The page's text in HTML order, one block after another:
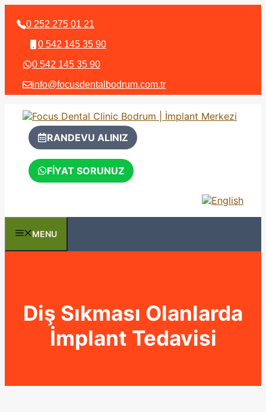
atla 0 252 275 01 21
0 542 145 35 90
0 542 145 35 90
info@focusdentalbodrum.com.tr
RANDEVU ALINIZ
FİYAT SORUNUZ
MENU
Diş Sıkması Olanlarda
İmplant Tedavisi